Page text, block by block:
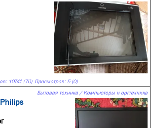
10741 (70) Просмотров: 5 (0)
Бытовая техника / Компьютеры и оргтехника